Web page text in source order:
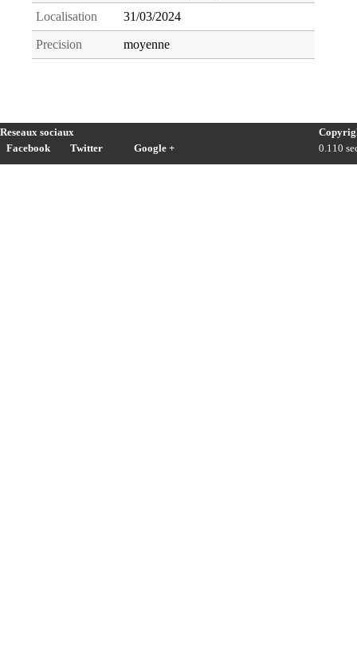
Localisation 31/03/2024
Precision moyenne
Reseaux sociaux
Facebook
Twitter Google +
0.110